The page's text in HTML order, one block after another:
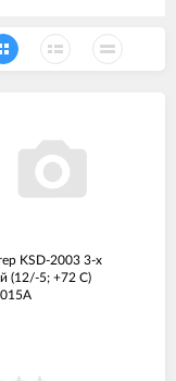
KSD-2003 3-х
(12/-5; +72 С)